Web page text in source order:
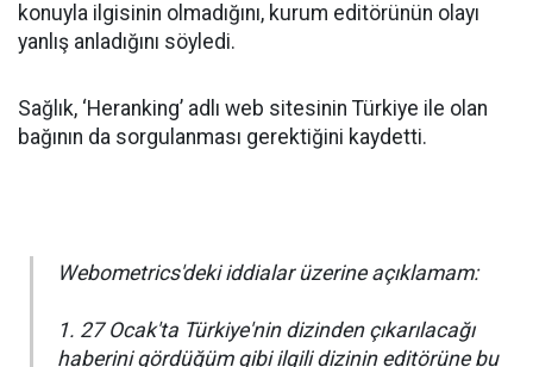
konuyla ilgisinin olmadığını, kurum editörünün olayı
yanlış anladığını söyledi.
Sağlık, ‘Heranking’ adlı web sitesinin Türkiye ile olan
bağının da sorgulanması gerektiğini kaydetti.
Webometrics'deki iddialar üzerine açıklamam:
1. 27 Ocak'ta Türkiye'nin dizinden çıkarılacağı
haberini gördüğüm gibi ilgili dizinin editörüne bu